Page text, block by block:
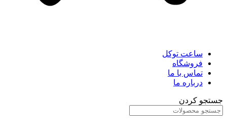
ساعت توکل
فروشگاه
تماس با ما
درباره ما
جستجو کردن